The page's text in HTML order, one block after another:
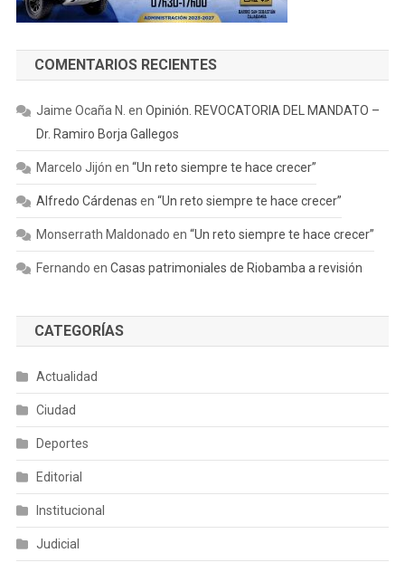
COMENTARIOS RECIENTES
Jaime Ocaña N. en Opinión. REVOCATORIA DEL MANDATO –
Dr. Ramiro Borja Gallegos
Marcelo Jijón en “Un reto siempre te hace crecer”
Alfredo Cárdenas en “Un reto siempre te hace crecer”
Monserrath Maldonado en “Un reto siempre te hace crecer”
Fernando en Casas patrimoniales de Riobamba a revisión
CATEGORÍAS
Actualidad
Ciudad
Deportes
Editorial
Institucional
Judicial